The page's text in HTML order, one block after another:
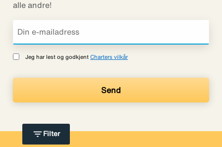
filter_list Filter
alle andre!
Jeg har lest og godkjent Charters vilkår